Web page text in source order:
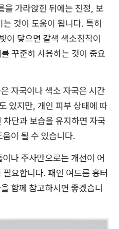
을 가라앉힌 뒤에는 진정, 보
것이 도움이 됩니다. 특히
이 닿으면 갈색 색소침착이
꾸준히 사용하는 것이 중요
자국이나 색소 자국은 시간
있지만, 개인 피부 상태에 따
단과 보습을 유지하면 자국
이 될 수 있습니다.
나 주사만으로는 개선이 어
요합니다. 패인 여드름 흉터
함께 참고하시면 좋겠습니